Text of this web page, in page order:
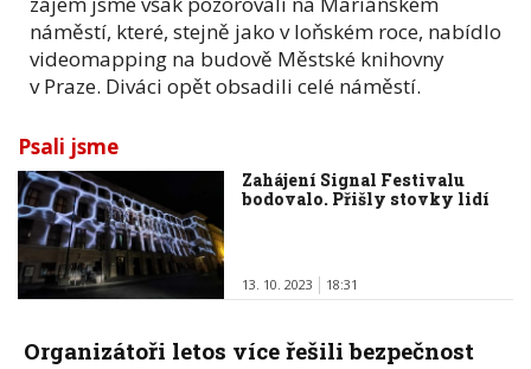
náměstí, které, stejně jako v loňském roce, nabídlo
videomapping na budově Městské knihovny
v Praze. Diváci opět obsadili celé náměstí.
Psali jsme
Zahájení Signal Festivalu
bodovalo. Přišly stovky lidí
13. 10. 2023 18:31
Organizátoři letos více řešili bezpečnost